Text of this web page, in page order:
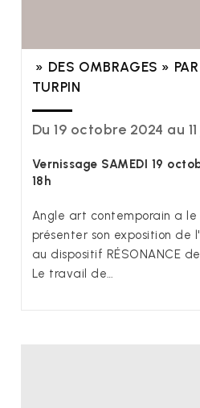
» DES OMBRAGES »
TURPIN
Du 19 octobre 2024 au
Vernissage SAMEDI 19
18h
Angle art contemporain a le
présenter son exposition de
au dispositif RÉSONANCE
Le travail de…